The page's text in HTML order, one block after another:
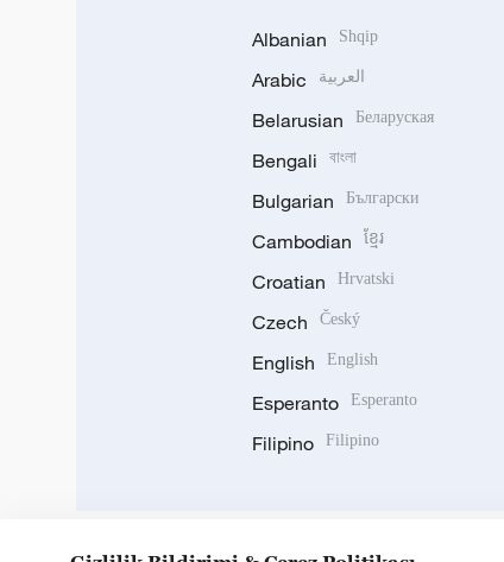
Albanian Shqip
Arabic العربية
Belarusian Беларуская
Bengali বাংলা
Bulgarian Български
Cambodian ខ្មែរ
Croatian Hrvatski
Czech Český
English English
Esperanto Esperanto
Filipino Filipino